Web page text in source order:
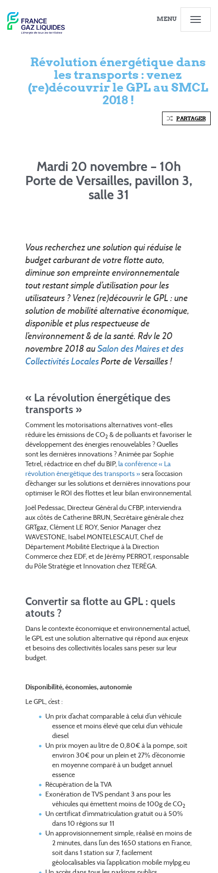
MENU
Révolution énergétique dans
les transports : venez
(re)découvrir le GPL au SMCL
2018 !
PARTAGER
Mardi 20 novembre – 10h
Porte de Versailles, pavillon 3,
salle 31
Vous recherchez une solution qui réduise le
budget carburant de votre flotte auto,
diminue son empreinte environnementale
tout restant simple d’utilisation pour les
utilisateurs ? Venez (re)découvrir le GPL : une
solution de mobilité alternative économique,
disponible et plus respectueuse de
l’environnement & de la santé. Rdv le 20
novembre 2018 auSalon des Maires et des
Collectivités LocalesPorte de Versailles !
« La révolution énergétique des
transports »
Comment les motorisations alternatives vont-elles
réduire les émissions de CO2 & de polluants et favoriser le
développement des énergies renouvelables ? Quelles
sont les dernières innovations ? Animée par Sophie
Tetrel, rédactrice en chef du BIP,la conférence « La
révolution énergétique des transports »sera l’occasion
d’échanger sur les solutions et dernières innovations pour
optimiser le ROI des flottes et leur bilan environnemental.
Joël Pedessac, Directeur Général du CFBP, interviendra
aux côtés de Catherine BRUN, Secrétaire générale chez
GRTgaz, Clément LE ROY, Senior Manager chez
WAVESTONE, Isabel MONTELESCAUT, Chef de
Département Mobilité Electrique à la Direction
Commerce chez EDF, et de Jérémy PERROT, responsable
du Pôle Stratégie et Innovation chez TERÉGA.
Convertir sa flotte au GPL : quels
atouts ?
Dans le contexte économique et environnemental actuel,
le GPL est une solution alternative qui répond aux enjeux
et besoins des collectivités locales sans peser sur leur
budget.
Disponibilité, économies, autonomie
Le GPL, c’est :
Un prix d’achat comparable à celui d’un véhicule
essence et moins élevé que celui d’un véhicule
diesel
Un prix moyen au litre de 0,80€ à la pompe, soit
environ 30€ pour un plein et 27% d’économie
en moyenne comparé à un budget annuel
essence
Récupération de la TVA
Exonération de TVS pendant 3 ans pour les
véhicules qui émettent moins de 100g de CO2
Un certificat d’immatriculation gratuit ou à 50%
dans 10 régions sur 11
Un approvisionnement simple, réalisé en moins de
2 minutes, dans l’un des 1650 stations en France,
soit dans 1 station sur 7, facilement
géolocalisables via l’application mobile mylpg.eu